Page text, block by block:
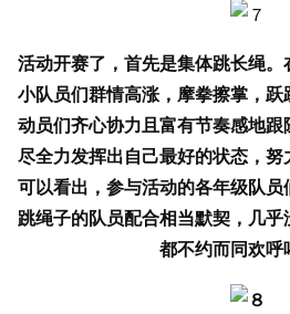
活动开赛了，首先是集体跳长绳
小队员们群情高涨，摩拳擦掌，
动员们齐心协力且富有节奏感地
尽全力发挥出自己最好的状态，努
可以看出，参与活动的各年级队
跳绳子的队员配合相当默契，几
都不约而同欢呼